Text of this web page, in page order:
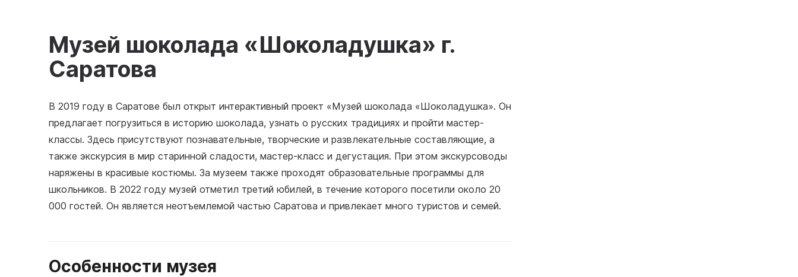
Музей шоколада «Шоколадушка» г.
Саратова
В 2019 году в Саратове был открыт интерактивный проект «Музей шоколада «Шоколадушка». Он
предлагает погрузиться в историю шоколада, узнать о русских традициях и пройти мастер-
классы. Здесь присутствуют познавательные, творческие и развлекательные составляющие, а
также экскурсия в мир старинной сладости, мастер-класс и дегустация. При этом экскурсоводы
наряжены в красивые костюмы. За музеем также проходят образовательные программы для
школьников. В 2022 году музей отметил третий юбилей, в течение которого посетили около 20
000 гостей. Он является неотъемлемой частью Саратова и привлекает много туристов и семей.
Особенности музея